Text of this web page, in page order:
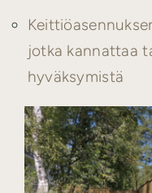
jotka kannattaa
hyväksymistä